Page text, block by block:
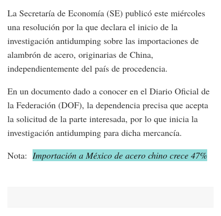
La Secretaría de Economía (SE) publicó este miércoles
una resolución por la que declara el inicio de la
investigación antidumping sobre las importaciones de
alambrón de acero, originarias de China,
independientemente del país de procedencia.
En un documento dado a conocer en el Diario Oficial de
la Federación (DOF), la dependencia precisa que acepta
la solicitud de la parte interesada, por lo que inicia la
investigación antidumping para dicha mercancía.
Nota: Importación a México de acero chino crece 47%